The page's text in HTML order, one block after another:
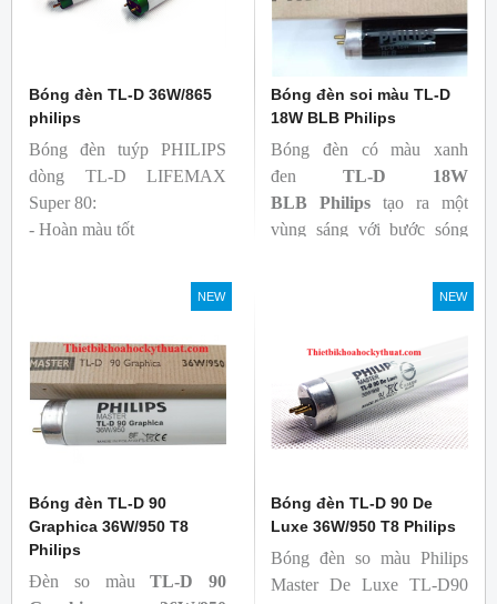
Bóng đèn TL-D 36W/865
philips
Bóng đèn tuýp PHILIPS
dòng TL-D LIFEMAX
Super 80:
- Hoàn màu tốt
cả ban đầu và trong suốt
tuổi thọ của bóng đèn, với
thông cao
- Tạo ra từ màu trắng ấm
đến ánh sáng ban ngày mát
mẻ
Bóng đèn soi màu TL-D
18W BLB Philips
Bóng đèn có màu xanh
đen TL-D 18W
BLB
Philips tạo ra một
vùng sáng với bước sóng
sắc trực quan. Giúp người
dùng có thể phát hiện và
và keo trong sản phẩm.
NEW
Bóng đèn TL-D 90
Graphica 36W/950 T8
Philips
Đèn so màu TL-D 90
NEW
Bóng đèn TL-D 90 De
Luxe 36W/950 T8 Philips
Bóng đèn so màu Philips
Master De Luxe TL-D90